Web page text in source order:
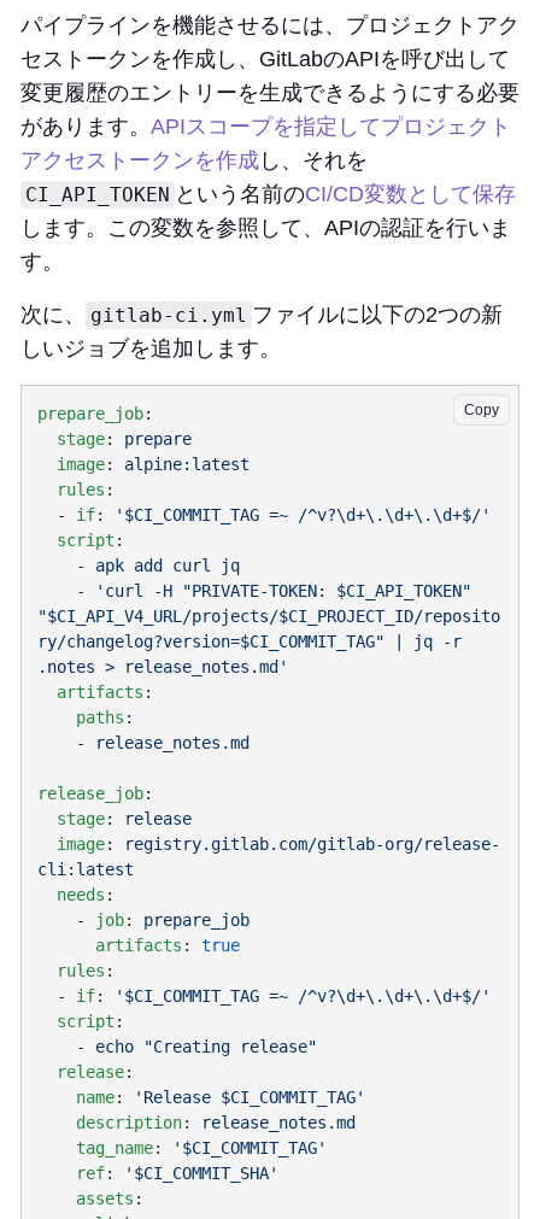
パイプラインを機能させるには、プロジェクトアク
セストークンを作成し、GitLabのAPIを呼び出して
変更履歴のエントリーを生成できるようにする必要
があります。 APIスコープを指定してプロジェクト
アクセストークンを作成 し、それを
CI_API_TOKEN という名前のCI/CD変数として保存
します。この変数を参照して、APIの認証を行いま
す。
次に、 gitlab-ci.yml ファイルに以下の2つの新
しいジョブを追加します。
Copy
prepare_job
  stage
:
  image
:
  rules
  -
if:
  script
    -
    -
'curl -H "PRIVATE-TOKEN: $CI_API_TOKEN"
"$CI_API_V4_URL/projects/$CI_PROJECT_ID/reposito
ry/changelog?version=$CI_COMMIT_TAG" | jq -r
  artifacts
    paths
    -
release_job
  stage
:
  image
:
registry.gitlab.com/gitlab-org/release-
  needs
    -
job:
      artifacts
:
  rules
  -
if:
  script
    -
  release
    name
:
    description
:
    tag_name
:
    ref
:
    assets